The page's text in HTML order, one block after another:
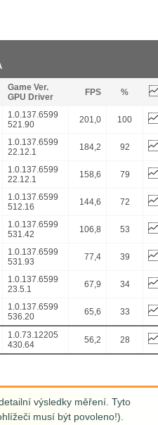
Game Ver.
GPU Driver
FPS %
1.0.137.6599
521.90
201,0 100
1.0.137.6599
22.12.1
184,2 92
1.0.137.6599
22.12.1
158,6 79
1.0.137.6599
512.16
144,6 72
1.0.137.6599
531.42
106,8 53
1.0.137.6599
531.93
77,4 39
1.0.137.6599
23.5.1
67,9 34
1.0.137.6599
536.20
65,6 33
1.0.73.12205
430.64
56,2 28
výsledky měření. Tyto
musí být povoleno!).